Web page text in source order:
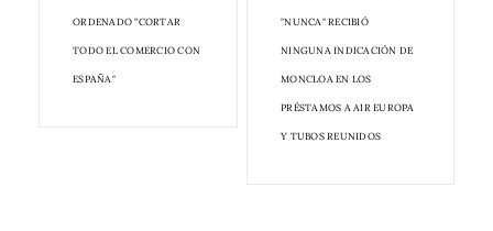
ORDENADO "CORTAR
TODO EL COMERCIO CON
ESPAÑA"
"NUNCA" RECIBIÓ
NINGUNA INDICACIÓN DE
MONCLOA EN LOS
PRÉSTAMOS A AIR EUROPA
Y TUBOS REUNIDOS